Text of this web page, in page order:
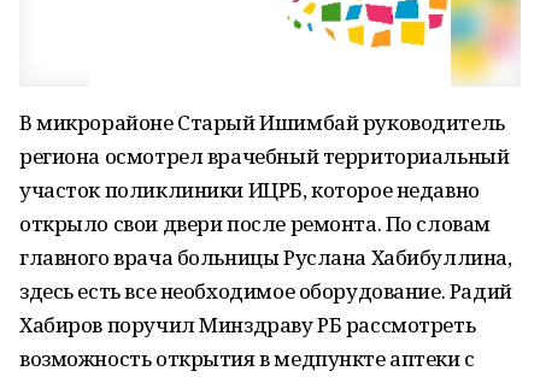
В микрорайоне Старый Ишимбай руководитель
региона осмотрел врачебный территориальный
участок поликлиники ИЦРБ, которое недавно
открыло свои двери после ремонта. По словам
главного врача больницы Руслана Хабибуллина,
здесь есть все необходимое оборудование. Радий
Хабиров поручил Минздраву РБ рассмотреть
возможность открытия в медпункте аптеки с